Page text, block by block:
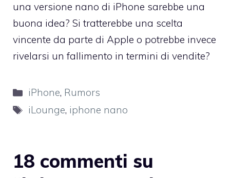
una versione nano di iPhone sarebbe una
buona idea? Si tratterebbe una scelta
vincente da parte di Apple o potrebbe invece
rivelarsi un fallimento in termini di vendite?
Categorie
iPhone, Rumors
Tag
iLounge, iphone nano
18 commenti su